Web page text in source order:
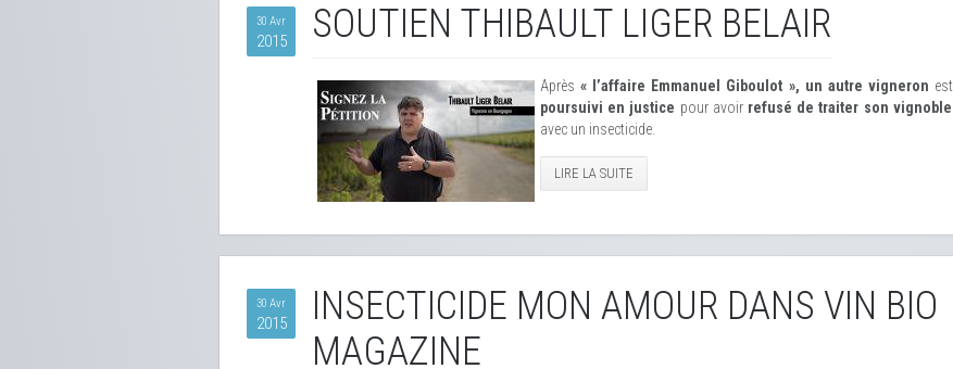
30 Avr
2015 SOUTIEN THIBAULT LIGER BELAIR
Après « l’affaire Emmanuel Giboulot », un autre vigneron est
poursuivi en justice pour avoirrefusé de traiter son vignoble
avec un insecticide.
LIRE LA SUITE
30 Avr
2015
INSECTICIDE MON AMOUR DANS VIN BIO
MAGAZINE